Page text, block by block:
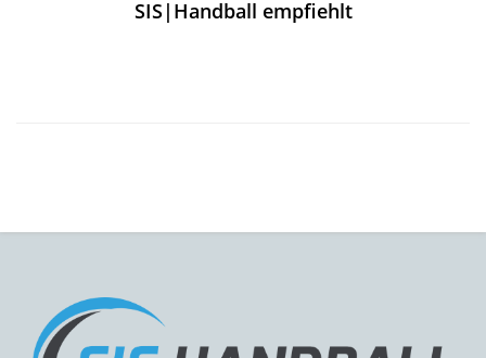
SIS|Handball empfiehlt